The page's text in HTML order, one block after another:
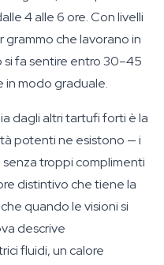
4 alle 6 ore. Con livelli
grammo che lavorano in
si fa sentire entro 30–45
in modo graduale.
dagli altri tartufi forti è la
potenti ne esistono — i
troppi complimenti
distintivo che tiene la
quando le visioni si
descrive
fluidi, un calore